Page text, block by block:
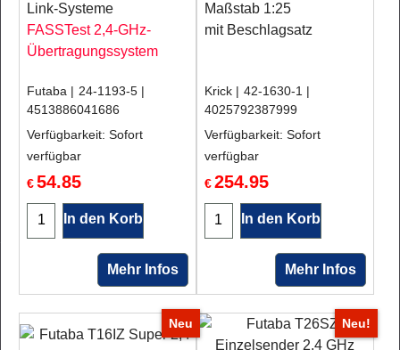
Link-Systeme
FASSTest 2,4-GHz-
Übertragungssystem
€54.85
Futaba
24-1193-5
4513886041686
Verfügbarkeit: Sofort
verfügbar
In den Korb
Mehr Infos
Maßstab 1:25
mit Beschlagsatz
€254.95
Krick
42-1630-1
4025792387999
Verfügbarkeit: Sofort
verfügbar
In den Korb
Mehr Infos
Neu Neu!